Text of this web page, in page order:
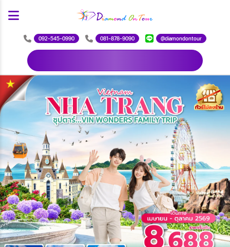
092-545-0990 081-878-9090 @diamondontour